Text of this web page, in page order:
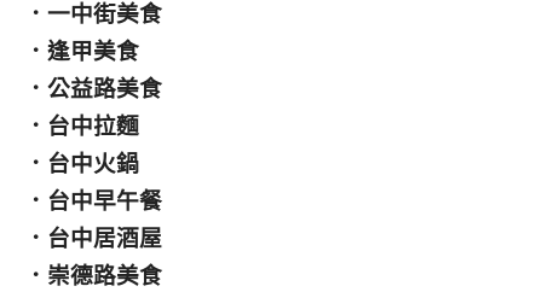
． 一中街美食
． 逢甲美食
． 公益路美食
． 台中拉麵
． 台中火鍋
． 台中早午餐
． 台中居酒屋
． 崇德路美食